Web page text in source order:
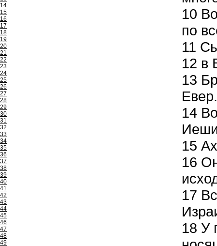
14
15
16
17
18
19
20
21
22
23
24
25
26
27
28
29
30
31
32
33
34
35
36
37
38
39
40
41
42
43
44
45
46
47
48
49
10
по
11
12 в
13
Евер.
14
15
16
17
18 У